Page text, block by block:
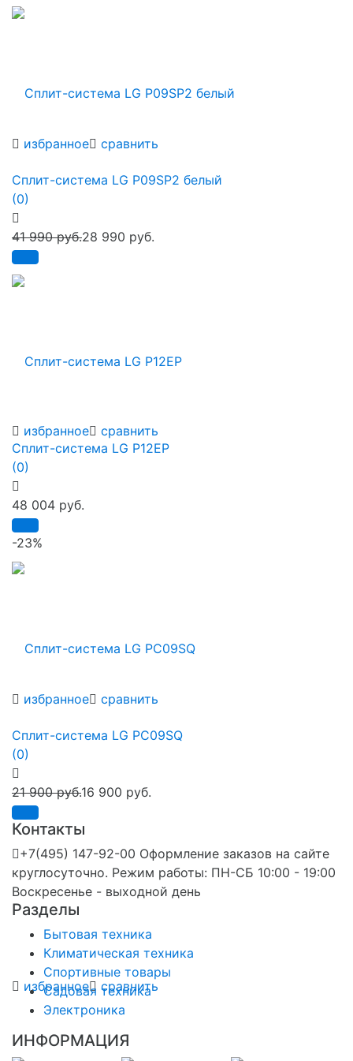
избранное сравнить
избранное сравнить
Сплит-система LG P09SP2 белый
(0)
41 990 руб.28 990 руб.
избранное сравнить
Сплит-система LG P12EP
(0)
48 004 руб.
-23%
избранное сравнить
Сплит-система LG PC09SQ
(0)
21 900 руб.16 900 руб.
Контакты
+7(495) 147-92-00 Оформление заказов на сайте
круглосуточно. Режим работы: ПН-СБ 10:00 - 19:00
Воскресенье - выходной день
Разделы
Бытовая техника
Климатическая техника
Спортивные товары
Садовая техника
Электроника
ИНФОРМАЦИЯ